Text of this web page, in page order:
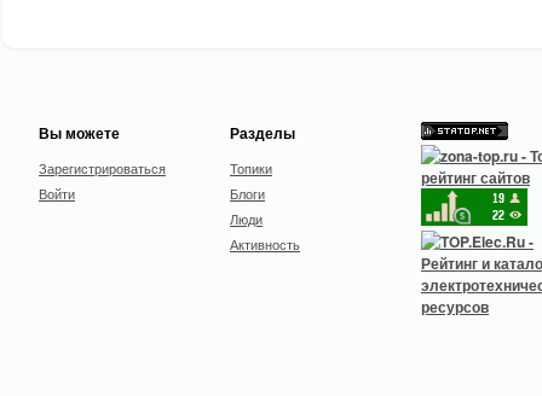
Вы можете
Зарегистрироваться
Войти
Разделы
Топики
Блоги
Люди
Активность